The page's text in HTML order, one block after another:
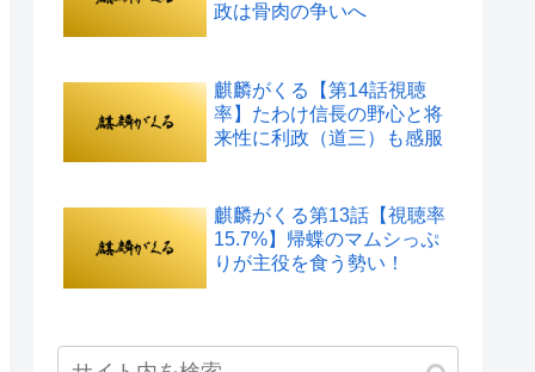
政は骨肉の争いへ
麒麟がくる【第14話視聴
率】たわけ信長の野心と将
来性に利政（道三）も感服
麒麟がくる第13話【視聴率
15.7%】帰蝶のマムシっぷ
りが主役を食う勢い！